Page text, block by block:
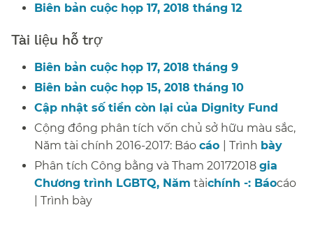
Biên bản cuộc họp 17, 2018 tháng 12​​
Tài liệu hỗ trợ​​
Biên bản cuộc họp 17, 2018 tháng 9​​
Biên bản cuộc họp 15, 2018 tháng 10​​
Cập nhật số tiền còn lại của Dignity Fund​​
Cộng đồng phân tích vốn chủ sở hữu màu sắc,
Năm tài chính 2016-2017: Báo cáo | Trình bày
Phân tích Công bằng và Tham 20172018 gia
Chương trình LGBTQ, Năm tàichính -: Báocáo
| Trình bày​​